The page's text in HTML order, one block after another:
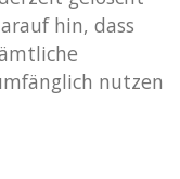
hin, dass
nutzen